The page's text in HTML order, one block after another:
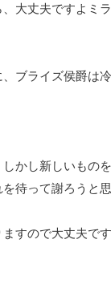
大丈夫ですよミラ
ブライズ侯爵は
かし新しいもの
を待って謝ろうと
すので大丈夫です